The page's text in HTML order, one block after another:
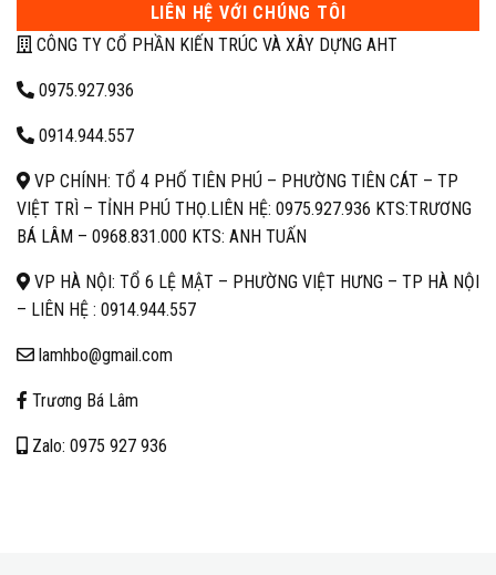
LIÊN HỆ VỚI CHÚNG TÔI
CÔNG TY CỔ PHẦN KIẾN TRÚC VÀ XÂY DỰNG AHT
0975.927.936
0914.944.557
VP CHÍNH: TỔ 4 PHỐ TIÊN PHÚ – PHƯỜNG TIÊN CÁT – TP
VIỆT TRÌ – TỈNH PHÚ THỌ.LIÊN HỆ: 0975.927.936 KTS:TRƯƠNG
BÁ LÂM – 0968.831.000 KTS: ANH TUẤN
VP HÀ NỘI: TỔ 6 LỆ MẬT – PHƯỜNG VIỆT HƯNG – TP HÀ NỘI
– LIÊN HỆ : 0914.944.557
lamhbo@gmail.com
Trương Bá Lâm
Zalo: 0975 927 936